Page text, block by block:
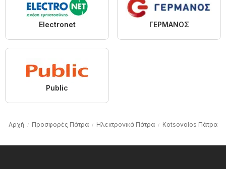
Electronet ΓΕΡΜΑΝΟΣ
Public
Αρχή Προσφορές Πάτρα Hλεκτρονικά Πάτρα Kotsovolos Πάτρα